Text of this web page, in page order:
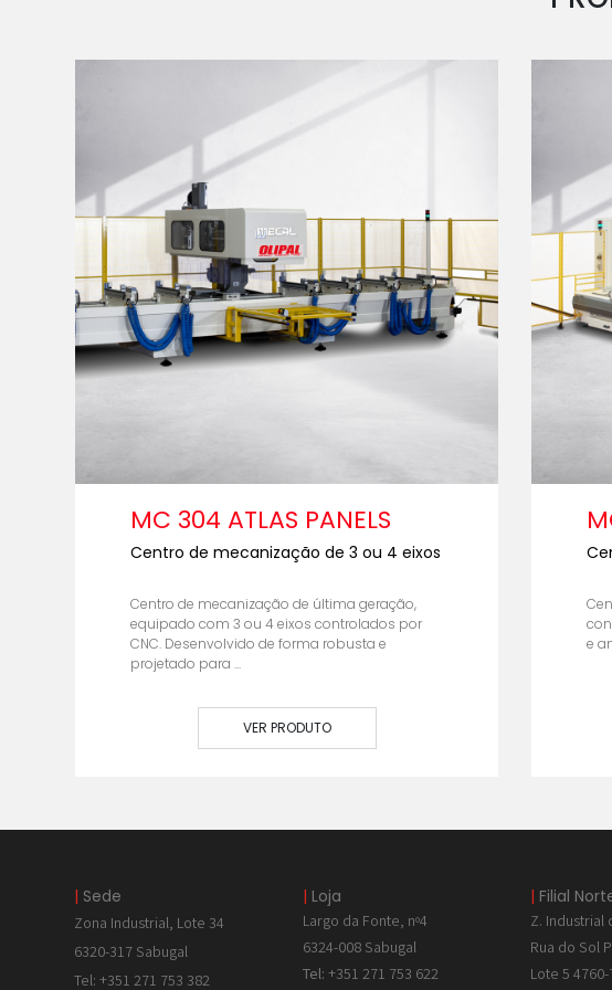
MC 304 ATLAS PANELS
Centro de mecanização de 3 ou 4 eixos
Centro de mecanização de última geração,
equipado com 3 ou 4 eixos controlados por
CNC. Desenvolvido de forma robusta e
projetado para ...
VER PRODUTO
e
| Sede
Zona Industrial, Lote 34
6320-317 Sabugal
Tel: +351 271 753 382
| Loja
Largo da Fonte, nº4
6324-008 Sabugal
Tel: +351 271 753 622
| Filial
Z. Industrial
Rua do Sol
Lote 5